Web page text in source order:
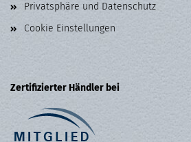
Privatsphäre und Datenschutz
Cookie Einstellungen
Zertifizierter Händler bei